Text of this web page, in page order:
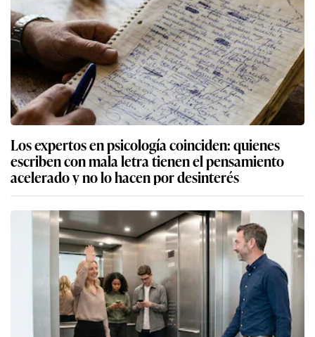
Los expertos en psicología coinciden: quienes
escriben con mala letra tienen el pensamiento
acelerado y no lo hacen por desinterés